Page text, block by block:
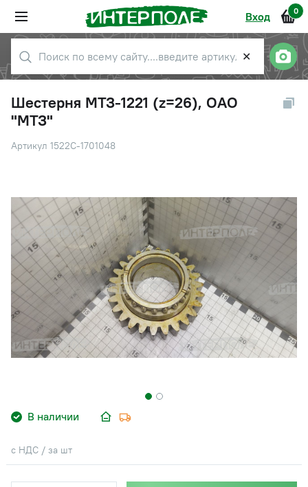
Вход 0
✕
Шестерня МТЗ-1221 (z=26), ОАО
"МТЗ"
Артикул 1522С-1701048
В наличии
с НДС / за шт